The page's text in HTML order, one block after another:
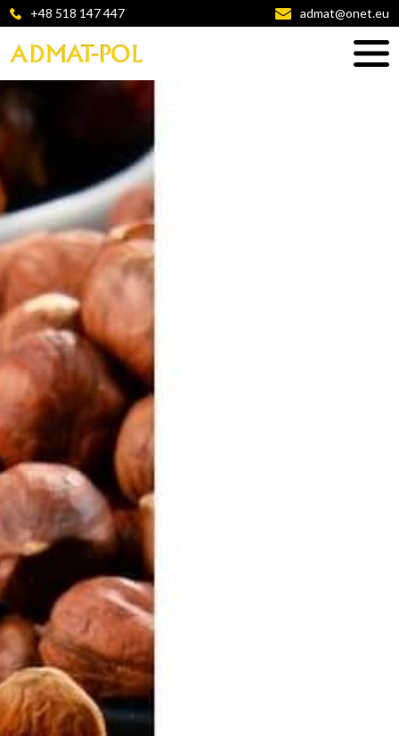
+48 518 147 447 admat@onet.eu